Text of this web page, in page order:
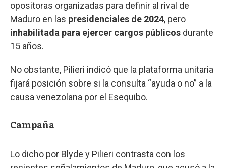
opositoras organizadas para definir al rival de
Maduro en las presidenciales de 2024, pero
inhabilitada para ejercer cargos públicos durante
15 años.
No obstante, Pilieri indicó que la plataforma unitaria
fijará posición sobre si la consulta “ayuda o no” a la
causa venezolana por el Esequibo.
Campaña
Lo dicho por Blyde y Pilieri contrasta con los